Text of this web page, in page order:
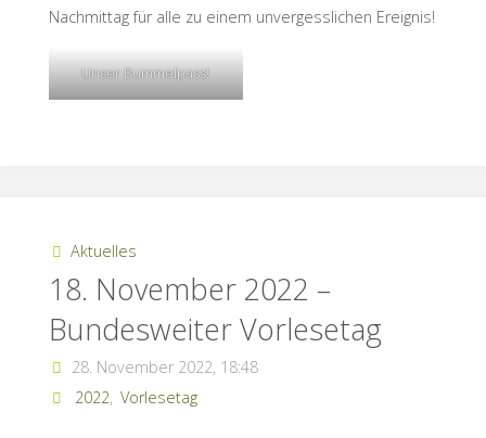
Nachmittag für alle zu einem unvergesslichen Ereignis!
Unser Bummelpass!
Aktuelles
18. November 2022 –
Bundesweiter Vorlesetag
28. November 2022, 18:48
2022, Vorlesetag